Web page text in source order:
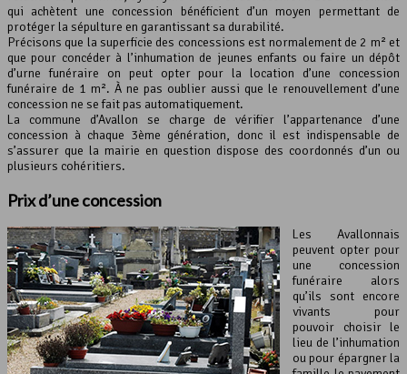
qui achètent une concession bénéficient d’un moyen permettant de
protéger la sépulture en garantissant sa durabilité.
Précisons que la superficie des concessions est normalement de 2 m² et
que pour concéder à l’inhumation de jeunes enfants ou faire un dépôt
d’urne funéraire on peut opter pour la location d’une concession
funéraire de 1 m². À ne pas oublier aussi que le renouvellement d’une
concession ne se fait pas automatiquement.
La commune d’Avallon se charge de vérifier l’appartenance d’une
concession à chaque 3ème génération, donc il est indispensable de
s’assurer que la mairie en question dispose des coordonnés d’un ou
plusieurs cohéritiers.
Prix d’une concession
Les Avallonnais
peuvent opter pour
une concession
funéraire alors
qu’ils sont encore
vivants pour
pouvoir choisir le
lieu de l’inhumation
ou pour épargner la